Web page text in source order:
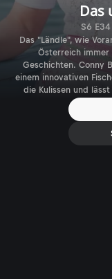
Das
S6
Das "Ländle", wie
Österreich immer
Geschichten. Conny
einem innovativen
die Kulissen und